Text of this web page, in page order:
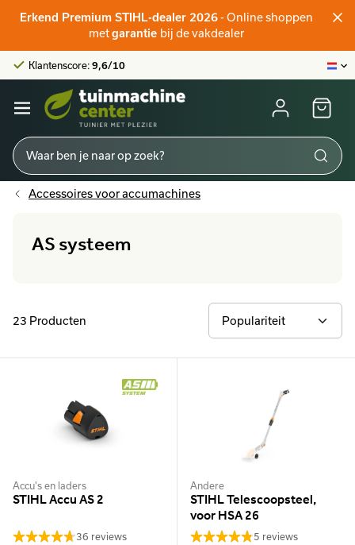
Erkend Premium STIHL-dealer 2026- Online shoppen
metgarantie bij de vakdealer
Officieel STIHL-verdeler
9,6/10
Grootste online aanbod
Officieel STIHL-verdeler
Klantenscore: 9,6/10
Accessoires voor accumachines
AS systeem
23 Producten
Accu's en laders
STIHL Accu AS 2
36 reviews
Andere
STIHL Telescoopsteel,
voor HSA 26
5 reviews